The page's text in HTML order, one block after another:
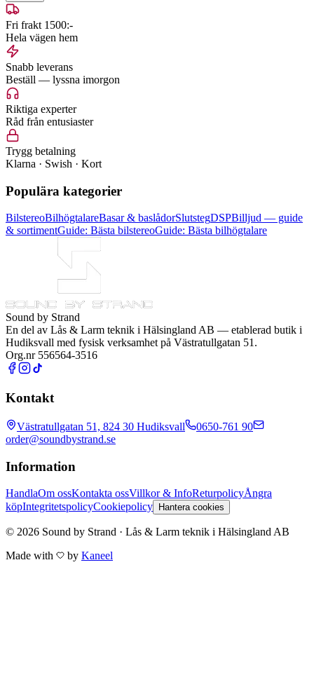
Fri frakt 1500:-
Hela vägen hem
Snabb leverans
Beställ — lyssna imorgon
Riktiga experter
Råd från entusiaster
Trygg betalning
Klarna · Swish · Kort
Populära kategorier
BilstereoBilhögtalareBasar & baslådorSlutstegDSPBilljud — guide
& sortimentGuide: Bästa bilstereoGuide: Bästa bilhögtalare
Sound by Strand
En del av Lås & Larm teknik i Hälsingland AB — etablerad butik i
Hudiksvall med fysisk verksamhet på Västratullgatan 51.
Org.nr 556564-3516
Kontakt
Västratullgatan 51, 824 30 Hudiksvall
0650-761 90
order@soundbystrand.se
Information
HandlaOm ossKontakta ossVillkor & InfoReturpolicyÅngra
köpIntegritetspolicyCookiepolicy Hantera cookies
© 2026 Sound by Strand · Lås & Larm teknik i Hälsingland AB
Made with
by Kaneel